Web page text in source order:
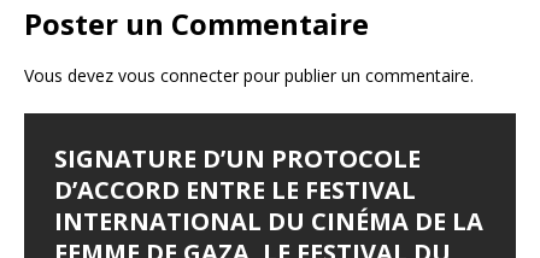
Poster un Commentaire
Vous devez vous connecterpour publier un commentaire.
SIGNATURE D’UN PROTOCOLE
D’ACCORD ENTRE LE FESTIVAL
INTERNATIONAL DU CINÉMA DE LA
FESTIVAL D’AMMAN 2026 : EYA
BELLAGHA SACRÉE MEILLEURE
ACTRICE POUR LE FILM TUNISIEN
LES JOURNÉES
CINÉMATOGRAPHIQUES DE
CARTHAGE (JCC) LANCENT LEUR
LE SYNDROME DE DJAMILA
Le Syndrome de Djamila Pays : Tunisie Réalisateur :
Hamza Hedfi Année : 2015 Durée : 4’28 Genre :
Producteur : Fédération Tunisienne des Cinéastes
JALILA BORHANE
Jalila Borhane Actrice. Filmographie de Jalila Borhane,
actrice : 1998 : Demain, je brûle (Ghodoua nahreg), de
Mohamed Ben Smail. Télévision : 1992 : Itarafat